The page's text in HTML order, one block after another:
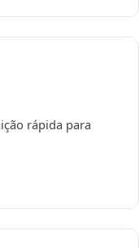
rápida para